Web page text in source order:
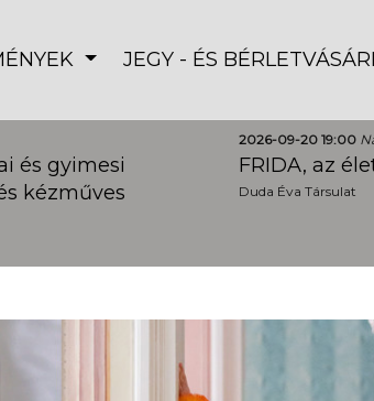
JEGY - ÉS
és gyimesi
kézműves
2026-09-20 19:00
FRIDA, az
Duda Éva Társulat